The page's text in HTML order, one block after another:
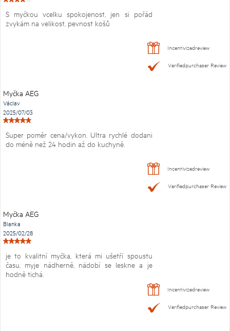
S myčkou vcelku spokojenost, jen si pořád
zvykám na velikost, pevnost košů
Incentivizedreview
Verifiedpurchaser Review
Myčka AEG
Václav
2025/07/03
Super poměr cena/vykon. Ultra rychlé dodani
do méně než 24 hodin až do kuchyně.
Incentivizedreview
Verifiedpurchaser Review
Myčka AEG
Blanka
2025/02/28
je to kvalitní myčka, která mi ušetří spoustu
času, myje nádherně, nádobí se leskne a je
hodně tichá.
Incentivizedreview
Verifiedpurchaser Review